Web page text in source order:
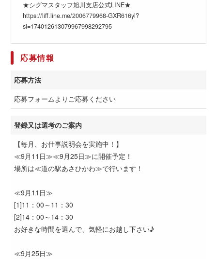
★シグマスタッフ旭川支店公式LINE★
https://liff.line.me/2006779968-GXR616yl?
sl=174012613079967998292795
応募情報
応募方法
応募フォームよりご応募ください
登録又は選考のご案内
【毎月、お仕事説明会を実施中！】
≪9月11日≫≪9月25日≫に開催予定！
場所は≪道の駅あさひかわ≫で行います！
≪9月11日≫
[1]11：00～11：30
[2]14：00～14：30
お好きな時間を選んで、気軽にお越し下さい♪
≪9月25日≫